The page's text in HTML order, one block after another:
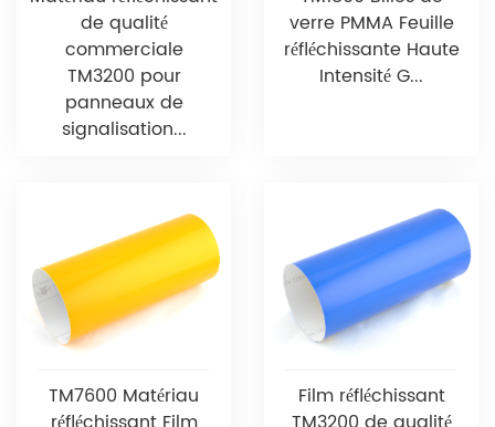
de qualité
commerciale
TM3200 pour
panneaux de
signalisation...
verre PMMA Feuille
réfléchissante Haute
Intensité G...
TM7600 Matériau
Film réfléchissant